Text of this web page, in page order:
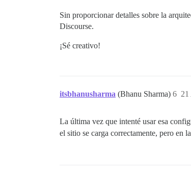
Sin proporcionar detalles sobre la
Discourse.
¡Sé creativo!
itsbhanusharma (Bhanu Sharma) 6
La última vez que intenté usar esa
el sitio se carga correctamente, pero en